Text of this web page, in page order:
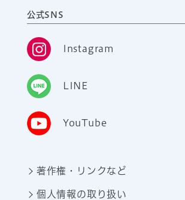
公式SNS
Instagram
LINE
YouTube
著作権・リンクなど
個人情報の取り扱い